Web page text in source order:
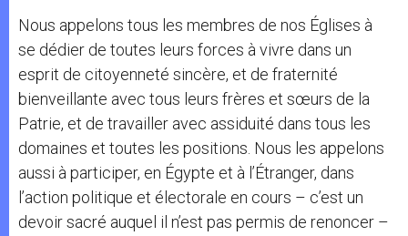
Nous appelons tous les membres de nos Églises à
se dédier de toutes leurs forces à vivre dans un
esprit de citoyenneté sincère, et de fraternité
bienveillante avec tous leurs frères et sœurs de la
Patrie, et de travailler avec assiduité dans tous les
domaines et toutes les positions. Nous les appelons
aussi à participer, en Égypte et à l’Étranger, dans
l’action politique et électorale en cours – c’est un
devoir sacré auquel il n’est pas permis de renoncer –